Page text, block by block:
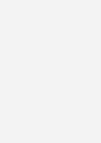
neue
und flexible
von Studium